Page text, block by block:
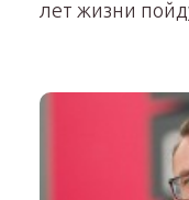
лет жизни